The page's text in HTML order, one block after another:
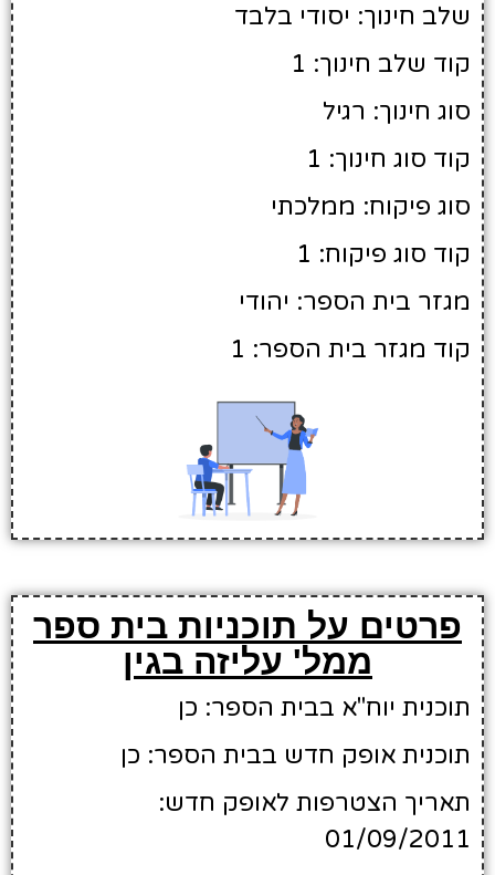
שלב חינוך: יסודי בלבד
קוד שלב חינוך: 1
סוג חינוך: רגיל
קוד סוג חינוך: 1
סוג פיקוח: ממלכתי
קוד סוג פיקוח: 1
מגזר בית הספר: יהודי
קוד מגזר בית הספר: 1
פרטים על תוכניות בית ספר
ממל' עליזה בגין
תוכנית יוח"א בבית הספר: כן
תוכנית אופק חדש בבית הספר: כן
תאריך הצטרפות לאופק חדש:
01/09/2011